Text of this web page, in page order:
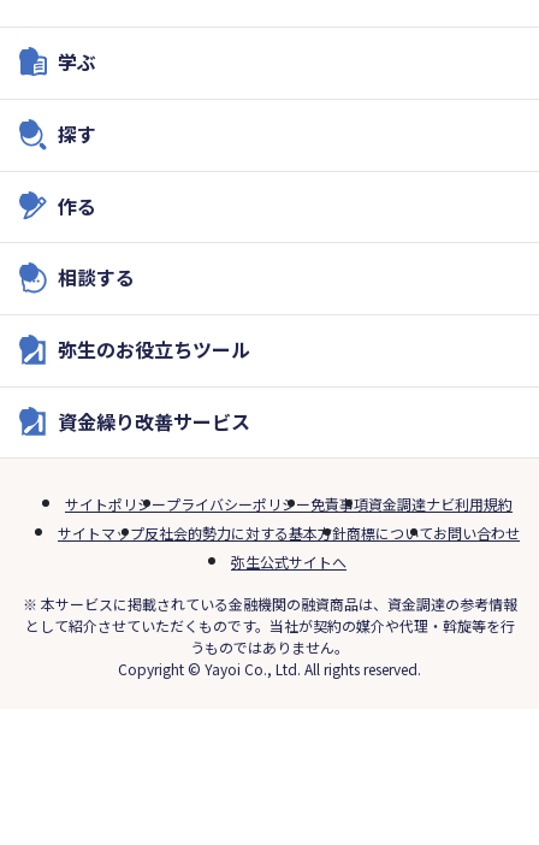
学ぶ
探す
作る
相談する
弥生のお役立ちツール
資金繰り改善サービス
サイトポリシープライバシーポリシー免責事項資金調達ナビ利用規約
サイトマップ反社会的勢力に対する基本方針商標についてお問い合わせ
弥生公式サイトへ
※ 本サービスに掲載されている金融機関の融資商品は、資金調達の参考情報
として紹介させていただくものです。当社が契約の媒介や代理・斡旋等を行
うものではありません。
Copyright © Yayoi Co., Ltd. All rights reserved.